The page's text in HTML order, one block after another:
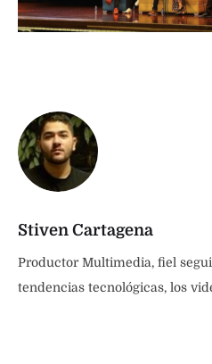
Stiven Cartagena
Productor Multimedia, fiel
tendencias tecnológicas, los